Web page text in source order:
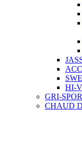
HI-
GRI-
CHAUD